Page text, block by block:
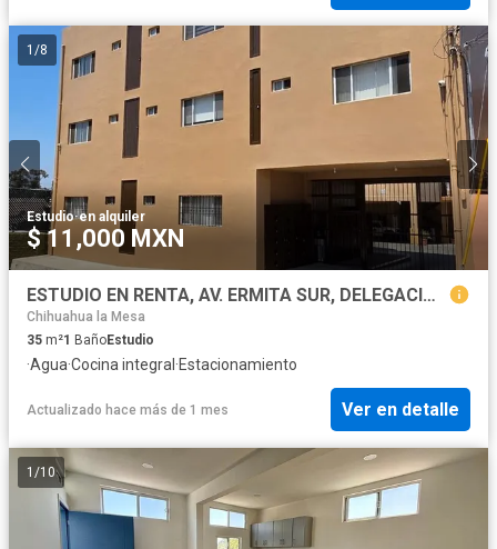
1 /8
Estudio·en alquiler
$ 11,000 MXN
ESTUDIO EN RENTA, AV. ERMITA SUR, DELEGACION LA MESA, TIJUANA, B.C.
Chihuahua la Mesa
35 m²1 BañoEstudio
·Agua·Cocina integral ·Estacionamiento
Actualizado hace más de 1 mes Ver en detalle
1 /10